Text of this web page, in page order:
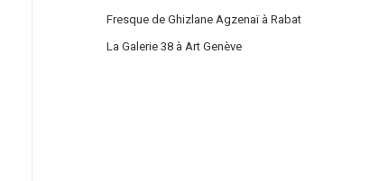
Fresque de Ghizlane Agzenaï à Rabat
La Galerie 38 à Art Genève